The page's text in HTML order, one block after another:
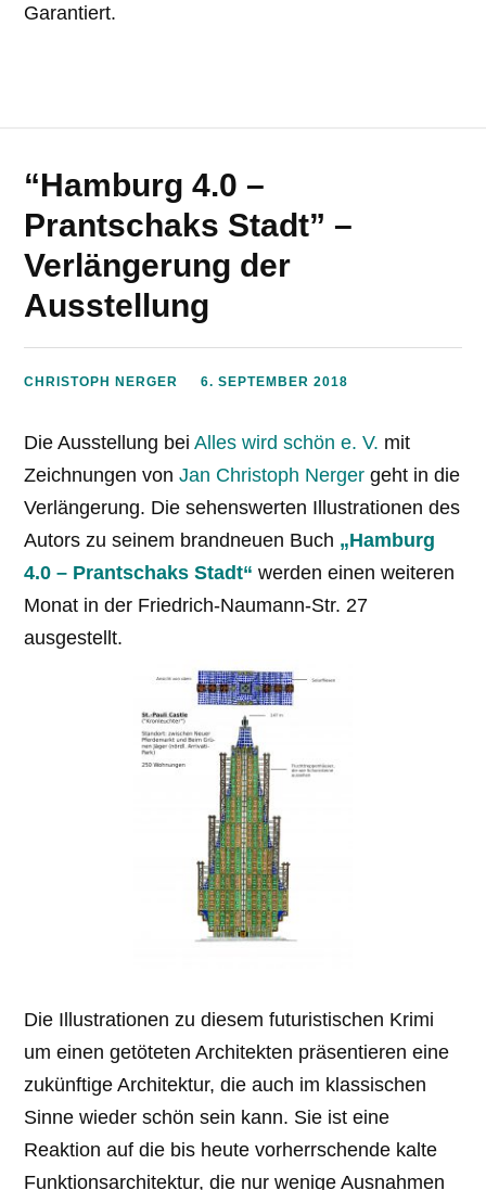
Garantiert.
“Hamburg 4.0 –
Prantschaks Stadt” –
Verlängerung der
Ausstellung
CHRISTOPH NERGER 6. SEPTEMBER 2018
Die Ausstellung beiAlles wird schön e. V. mit
Zeichnungen vonJan Christoph Nerger geht in die
Verlängerung. Die sehenswerten Illustrationen des
Autors zu seinem brandneuen Buch „Hamburg
4.0 – Prantschaks Stadt“ werden einen weiteren
Monat in der Friedrich-Naumann-Str. 27
ausgestellt.
Die Illustrationen zu diesem futuristischen Krimi
um einen getöteten Architekten präsentieren eine
zukünftige Architektur, die auch im klassischen
Sinne wieder schön sein kann. Sie ist eine
Reaktion auf die bis heute vorherrschende kalte
Funktionsarchitektur, die nur wenige Ausnahmen